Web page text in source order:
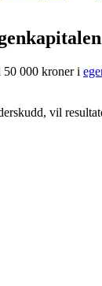
50 000 kroner i
vil